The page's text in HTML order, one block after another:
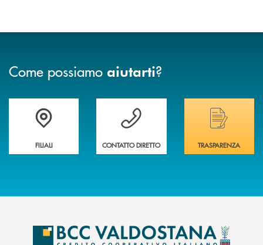
Come possiamo aiutarti?
Trova la filiale più vicina a te
FILIALI
Hai bisogno di assistenza immediata ?
CONTATTO DIRETTO
Hai bisogno di
TRASPARENZA